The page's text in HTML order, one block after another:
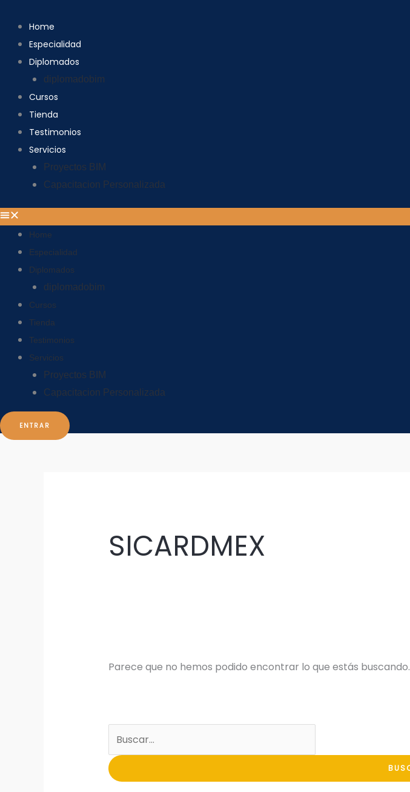
contenido
Home
Especialidad
Diplomados
diplomadobim
Cursos
Tienda
Testimonios
Servicios
Proyectos BIM
Capacitacion Personalizada
Home
Especialidad
Diplomados
diplomadobim
Cursos
Tienda
Testimonios
Servicios
Proyectos BIM
Capacitacion Personalizada
ENTRAR
SICARDMEX
Parece que no hemos podido encontrar lo que estás